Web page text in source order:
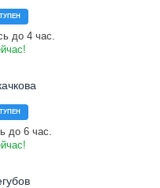
до 4 час.
до 6 час.